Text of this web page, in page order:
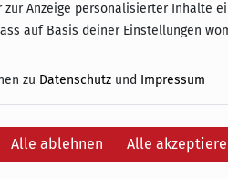
Anzeige personalisierter Inhalte
auf Basis deiner Einstellungen
zu Datenschutz und Impressum
Alle ablehnen Alle